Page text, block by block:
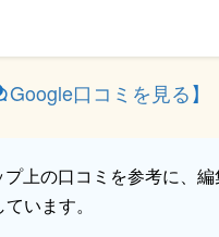
Google口コミを見る】
上の口コミを参考に、
います。